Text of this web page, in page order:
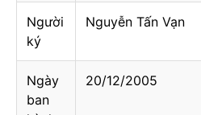
Người
ký
Nguyễn Tấn Vạn
Ngày
ban
20/12/2005